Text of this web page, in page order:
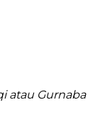
atau Gurnaba